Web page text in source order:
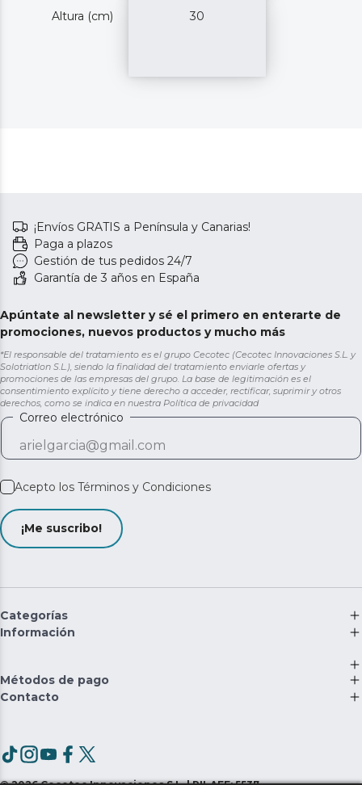
Altura (cm) 30
¡Envíos GRATIS a Península y Canarias!
Paga a plazos
Gestión de tus pedidos 24/7
Garantía de 3 años en España
Apúntate al newsletter y sé el primero en enterarte de
promociones, nuevos productos y mucho más
*El responsable del tratamiento es el grupo Cecotec (Cecotec Innovaciones S.L. y
Solotriatlon S.L.), siendo la finalidad del tratamiento enviarle ofertas y
promociones de las empresas del grupo. La base de legitimación es el
consentimiento explícito y tiene derecho a acceder, rectificar, suprimir y otros
derechos, como se indica en nuestra Política de privacidad
Correo electrónico
Acepto los Términos y Condiciones
¡Me suscribo!
Categorías
Información
Métodos de pago
Contacto